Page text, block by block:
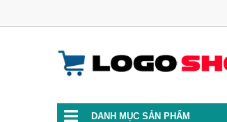
DANH MỤC SẢN PHẨM